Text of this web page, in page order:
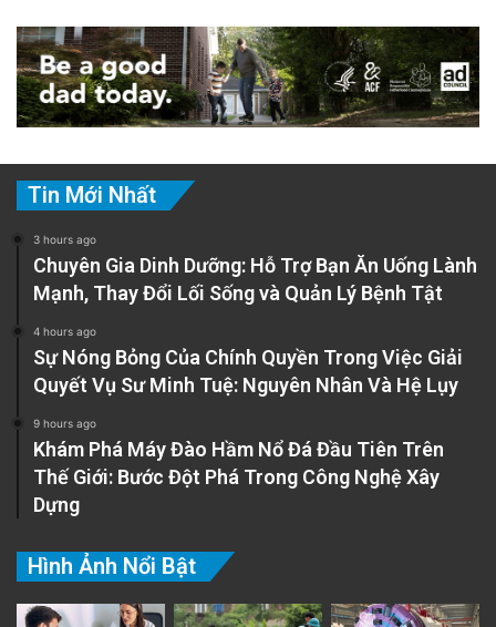
Tin Mới Nhất
3 hours ago
Chuyên Gia Dinh Dưỡng: Hỗ Trợ Bạn Ăn Uống Lành
Mạnh, Thay Đổi Lối Sống và Quản Lý Bệnh Tật
4 hours ago
Sự Nóng Bỏng Của Chính Quyền Trong Việc Giải
Quyết Vụ Sư Minh Tuệ: Nguyên Nhân Và Hệ Lụy
9 hours ago
Khám Phá Máy Đào Hầm Nổ Đá Đầu Tiên Trên
Thế Giới: Bước Đột Phá Trong Công Nghệ Xây
Dựng
Hình Ảnh Nổi Bật